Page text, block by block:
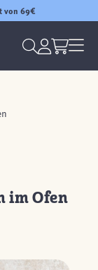
von 69€
im Ofen